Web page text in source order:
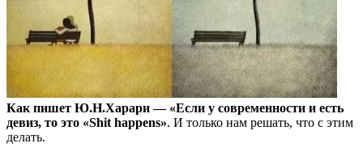
Как пишет Ю.Н.Харари — «Если у современности и есть
девиз, то это «Shit happens». И только нам решать, что с этим
делать.